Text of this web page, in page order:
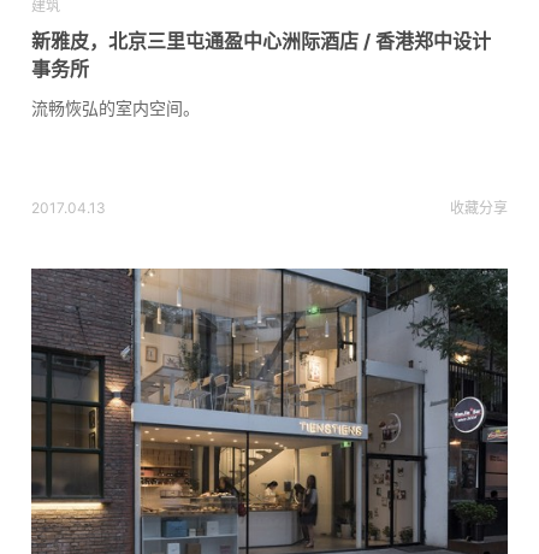
建筑
新雅皮，北京三里屯通盈中心洲际酒店 / 香港郑中设计
事务所
流畅恢弘的室内空间。
2017.04.13 收藏分享